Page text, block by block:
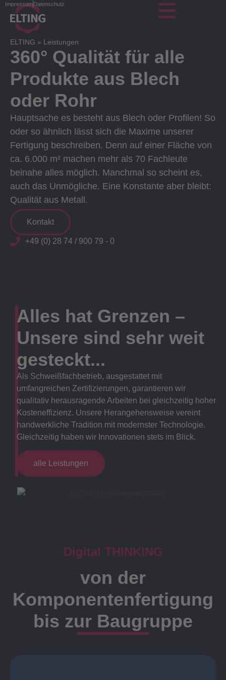
ImpressumDatenschutz
ELTING » Leistungen
360° Qualität für alle
Produkte aus Blech
oder Rohr
Hauptsache es besteht aus Blech oder Profilen! So
oder so ähnlich lässt sich die Maxime unserer
Fertigung beschreiben. Denn auf einer Fläche von
ca. 6.000 m² machen mehr als 70 Fachleute
beinahe alles möglich. Manchmal so scheint es,
auch das Unmögliche. Eine Konstante aber bleibt:
Qualität aus Metall.
Kontakt
+49 (0) 28 74 / 900 79 - 0
Alles hat Grenzen –
Unsere sind sehr weit
gesteckt...
Als Schweißfachbetrieb, ausgestattet mit
umfangreichen Zertifizierungen, garantieren wir
qualitativ herausragende Arbeiten bei gleichzeitig hoher
Kosteneffizienz. Unsere Herangehensweise vereint
handwerkliche Tradition mit modernster Technologie.
Gleichzeitig haben wir Innovationen stets im Blick.
alle Leistungen
Digital THINKING
von der
Komponentenfertigung
bis zur Baugruppe